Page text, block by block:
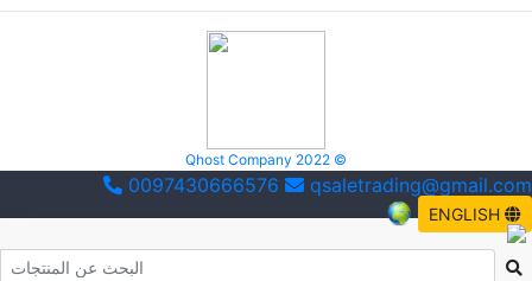
Qhost Company 2022 ©
0097430666576 qsaletrading@gmail.com
ENGLISH